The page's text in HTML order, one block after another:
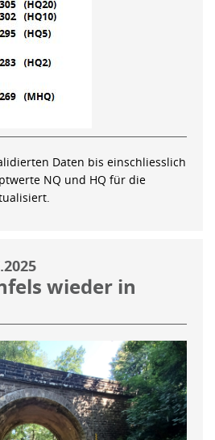
Daten bis einschliesslich
NQ und HQ für die
wieder in